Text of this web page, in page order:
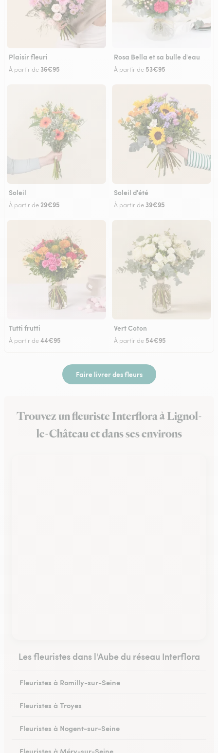
Plaisir fleuri
À partir de 36€95
Rosa Bella et sa bulle d'eau
À partir de 53€95
Soleil
À partir de 29€95
Soleil d'été
À partir de 39€95
Tutti frutti
À partir de44€95
Vert Coton
À partir de 54€95
Faire livrer des fleurs
Trouvez un fleuriste Interflora à Lignol-
le-Château et dans ses environs
Les fleuristes dans l'Aube du réseau Interflora
Fleuristes à Romilly-sur-Seine
Fleuristes à Troyes
Fleuristes à Nogent-sur-Seine
Fleuristes à Méry-sur-Seine